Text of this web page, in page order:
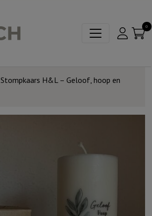
0
Stompkaars H&L – Geloof, hoop en